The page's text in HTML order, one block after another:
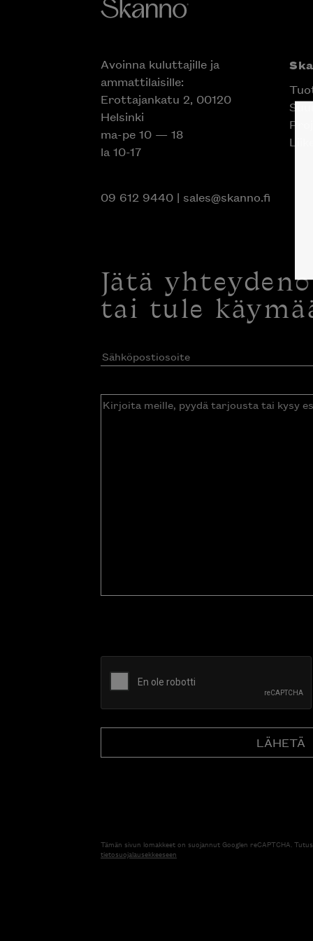
Avoinna kuluttajille ja
ammattilaisille:
Erottajankatu 2, 00120
Helsinki
ma-pe 10 — 18
la 10-17
09 612 9440| sales@skanno.fi
Jätä
tai tule
Sähköpostiosoite(Pakollinen)
Kirjoita
Tämän sivun lomakkeet on suojannut Googlen reCAPTCHA.
tietosuojalausekkeeseen